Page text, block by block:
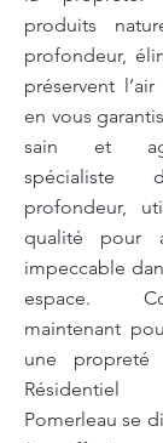
produits
profondeur,
préservent
en vous
sain et
spécialiste
profondeur,
qualité pour
impeccable
espace.
maintenant
une propreté
Résidentiel
Pomerleau se